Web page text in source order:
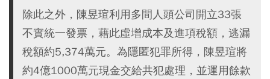
除此之外，陳昱瑄利用多間人頭公司開立33張
不實統一發票，藉此虛增成本及進項稅額，逃漏
稅額約5,374萬元。為隱匿犯罪所得，陳昱瑄將
約4億1000萬元現金交給共犯處理，並運用餘款